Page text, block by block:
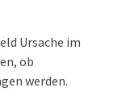
Ursache im
ob
werden.